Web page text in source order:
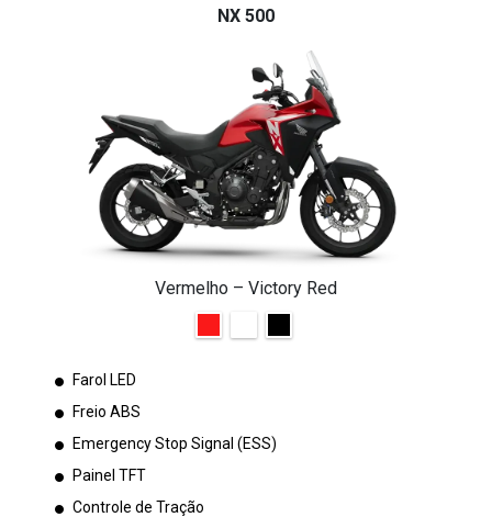
NX 500
Vermelho – Victory Red
Farol LED
Freio ABS
Emergency Stop Signal (ESS)
Painel TFT
Controle de Tração